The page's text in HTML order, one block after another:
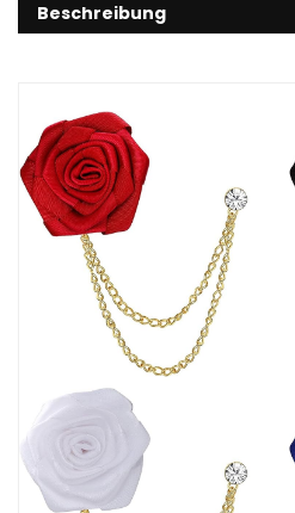
Beschreibung